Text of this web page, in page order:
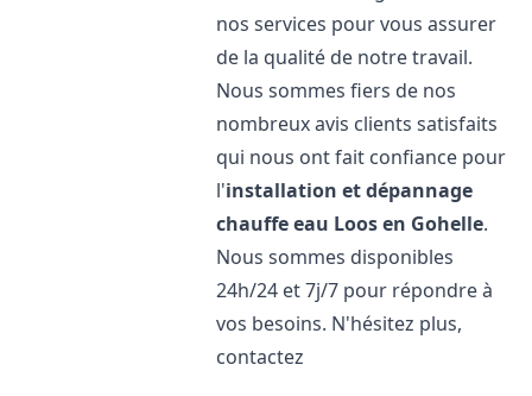
nos services pour vous assurer
de la qualité de notre travail.
Nous sommes fiers de nos
nombreux avis clients satisfaits
qui nous ont fait confiance pour
l'installation et dépannage
chauffe eau Loos en Gohelle.
Nous sommes disponibles
24h/24 et 7j/7 pour répondre à
vos besoins. N'hésitez plus,
contactez